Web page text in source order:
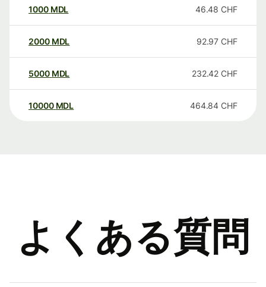
1000 MDL 46.48 CHF
2000 MDL 92.97 CHF
5000 MDL 232.42 CHF
10000 MDL 464.84 CHF
よくある質問